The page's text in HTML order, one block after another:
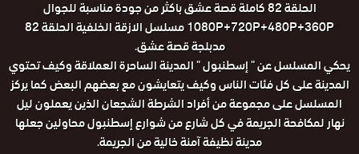
الحلقة 82 كاملة قصة عشق باكثر من جودة مناسبة للجوال
1080P+720P+480P+360P مسلسل الازقة الخلفية الحلقة 82
مدبلجة قصة عشق.
يحكي المسلسل عن " إسطنبول " المدينة الساحرة العملاقة وكيف تحتوي
المدينة على كل فئات الناس وكيف يتعايشون مع بعضهم البعض كما يركز
المسلسل على مجموعة من أفراد الشرطة الشجعان الذين يعملون ليل
نهار لمكافحة الجريمة في كل شارع من شوارع إسطنبول محاولين جعلها
مدينة نظيفة آمنة خالية من الجريمة.